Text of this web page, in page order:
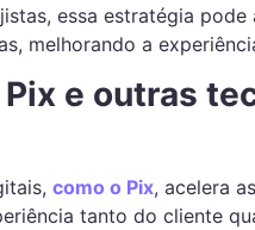
essa estratégia
melhorando a
e outras
como o Pix, acelera
tanto do cliente